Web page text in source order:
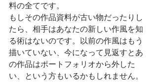
料の全てです。
もしその作品資料が古い物だったりし
たら、相手はあなたの新しい作風を知
る術はないのです。以前の作風はもう
描いていない、今になって見返すとあ
の作品はポートフォリオから外した
い、という方もいるかもしれません。